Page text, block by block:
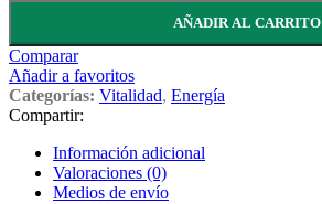
AÑADIR AL CARRITO
Comparar
Añadir a favoritos
Categorías: Vitalidad, Energía
Compartir:
Información adicional
Valoraciones (0)
Medios de envío